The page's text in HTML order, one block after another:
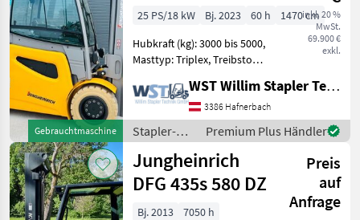
Gebrauchtmaschine
inkl. 20 %
MwSt.
69.900 €
exkl.
25 PS/18 kW Bj. 2023 60 h
1470 cm
Hubkraft (kg): 3000 bis 5000,
Masttyp: Triplex, Treibstoff:
Frontstapler / Elektro 4
Rad-Stapler, Tragkraft:
4990kg, Hubhöhe: 5500mm,
Bauhöhe: 2600m
WST Willim Stapler Technik GmbH
3386 Hafnerbach
Stapler-
und
Lagertechnik
/
Jungheinrich
Premium Plus Händler
Jungheinrich
DFG 435s 580 DZ
Preis
auf
Anfrage
Bj. 2013
7050 h